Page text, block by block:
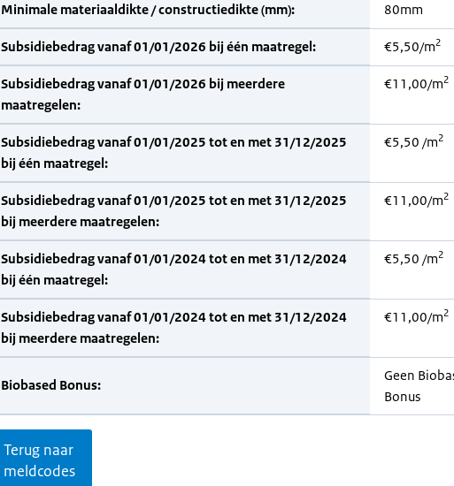
Minimale materiaaldikte / constructiedikte (mm): 80mm
Subsidiebedrag vanaf 01/01/2026 bij één maatregel: €5,50/m2
Subsidiebedrag vanaf 01/01/2026 bij meerdere
maatregelen:
€11,00/m2
Subsidiebedrag vanaf 01/01/2025 tot en met 31/12/2025
bij één maatregel:
€5,50 /m2
Subsidiebedrag vanaf 01/01/2025 tot en met 31/12/2025
bij meerdere maatregelen:
€11,00/m2
Subsidiebedrag vanaf 01/01/2024 tot en met 31/12/2024
bij één maatregel:
€5,50 /m2
Subsidiebedrag vanaf 01/01/2024 tot en met 31/12/2024
bij meerdere maatregelen:
€11,00/m2
Biobased Bonus:
Geen
Bonus
Terug naar
meldcodes